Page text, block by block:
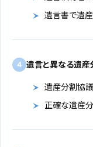
遺言書で遺
4 遺言と異なる遺産
遺産分割協
正確な遺産